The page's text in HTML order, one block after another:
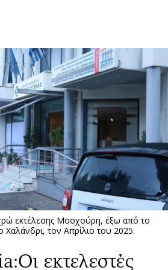
ΣΥΝΔΕΣΗ
Απόψεις
Αρθρογραφία
The Hill
Υγεία
Αγγελίες
Ενοικιάζονται
Πωλούνται
Θέσεις εργασίας
εκτέλεσης Μοσχούρη, έξω από το
Χαλάνδρι, τον Απρίλιο του 2025.
εκτελεστές